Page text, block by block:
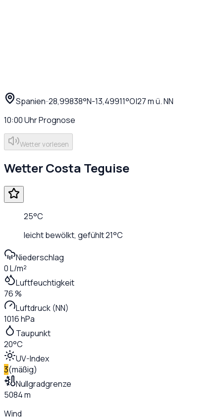
Spanien··28,99838°N-13,49911°O|27m ü. NN
10:00UhrPrognose
Wetter vorlesen
WetterCosta Teguise
25°C
leicht bewölkt, gefühlt21°C
Niederschlag
0 L/m²
Luftfeuchtigkeit
76 %
Luftdruck (NN)
1016 hPa
Taupunkt
20°C
UV-Index
3(mäßig)
Nullgradgrenze
5084 m
Wind